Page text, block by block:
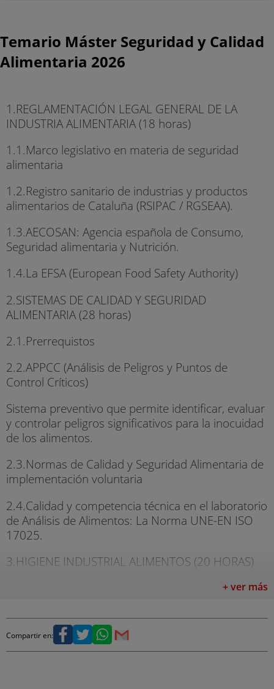
Temario Máster Seguridad y Calidad
Alimentaria 2026
1.REGLAMENTACIÓN LEGAL GENERAL DE LA
INDUSTRIA ALIMENTARIA (18 horas)
1.1.Marco legislativo en materia de seguridad
alimentaria
1.2.Registro sanitario de industrias y productos
alimentarios de Cataluña (RSIPAC / RGSEAA).
1.3.AECOSAN: Agencia española de Consumo,
Seguridad alimentaria y Nutrición.
1.4.La EFSA (European Food Safety Authority)
2.SISTEMAS DE CALIDAD Y SEGURIDAD
ALIMENTARIA (28 horas)
2.1.Prerrequistos
2.2.APPCC (Análisis de Peligros y Puntos de
Control Críticos)
Sistema preventivo que permite identificar, evaluar
y controlar peligros significativos para la inocuidad
de los alimentos.
2.3.Normas de Calidad y Seguridad Alimentaria de
implementación voluntaria
2.4.Calidad y competencia técnica en el laboratorio
de Análisis de Alimentos: La Norma UNE-EN ISO
17025.
3.HIGIENE INDUSTRIAL ALIMENTOS (20 HORAS)
3.2.Mecanismos de conservación
4.MICROBIOLOGÍA
+ ver más
Compartir en: